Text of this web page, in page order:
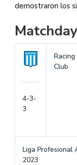
demostraron los
4-3-
3
Racing
Club
Liga Profesional
2023